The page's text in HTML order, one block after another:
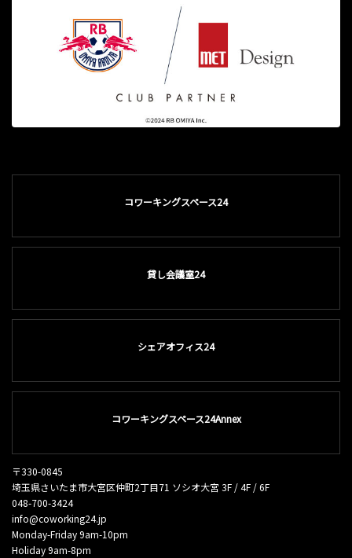
コワーキングスペース24
貸し会議室24
シェアオフィス24
コワーキングスペース24Annex
〒330-0845
埼玉県さいたま市大宮区仲町2丁目71 ソシオ大宮 3F / 4F / 6F
048-700-3424
info@coworking24.jp
Monday-Friday 9am-10pm
Holiday 9am-8pm